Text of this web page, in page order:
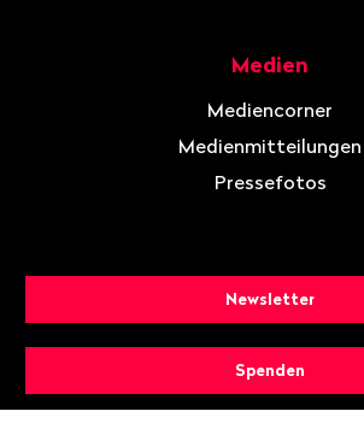
Medien
Mediencorner
Medienmitteilungen
Pressefotos
Newsletter
Spenden